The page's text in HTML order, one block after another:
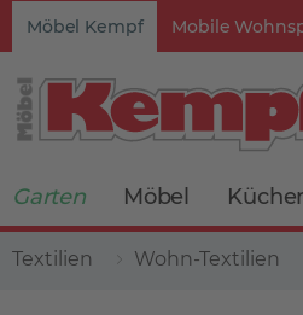
Möbel Kempf Mobile
Garten Möbel
Textilien Wohn-Textilien